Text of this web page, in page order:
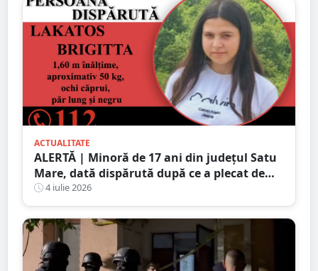
ACTUALITATE
ALERTĂ | Minoră de 17 ani din județul Satu
Mare, dată dispărută după ce a plecat de
acasă în toiul nopții. Poliția cere ajutorul
populației
4 iulie 2026